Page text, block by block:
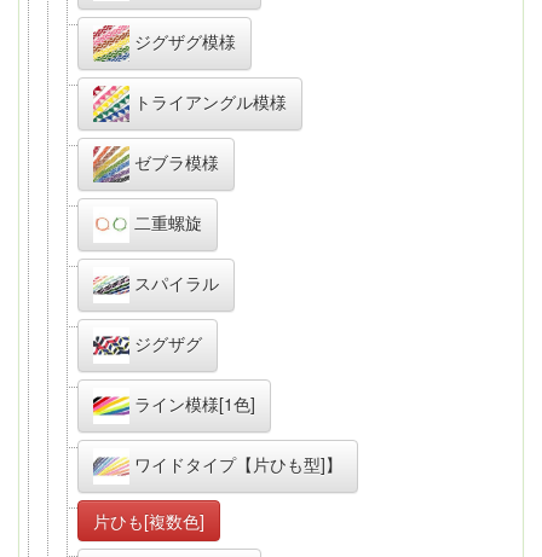
ジグザグ模様
トライアングル模様
ゼブラ模様
二重螺旋
スパイラル
ジグザグ
ライン模様[1色]
ワイドタイプ【片ひも型]】
片ひも[複数色]